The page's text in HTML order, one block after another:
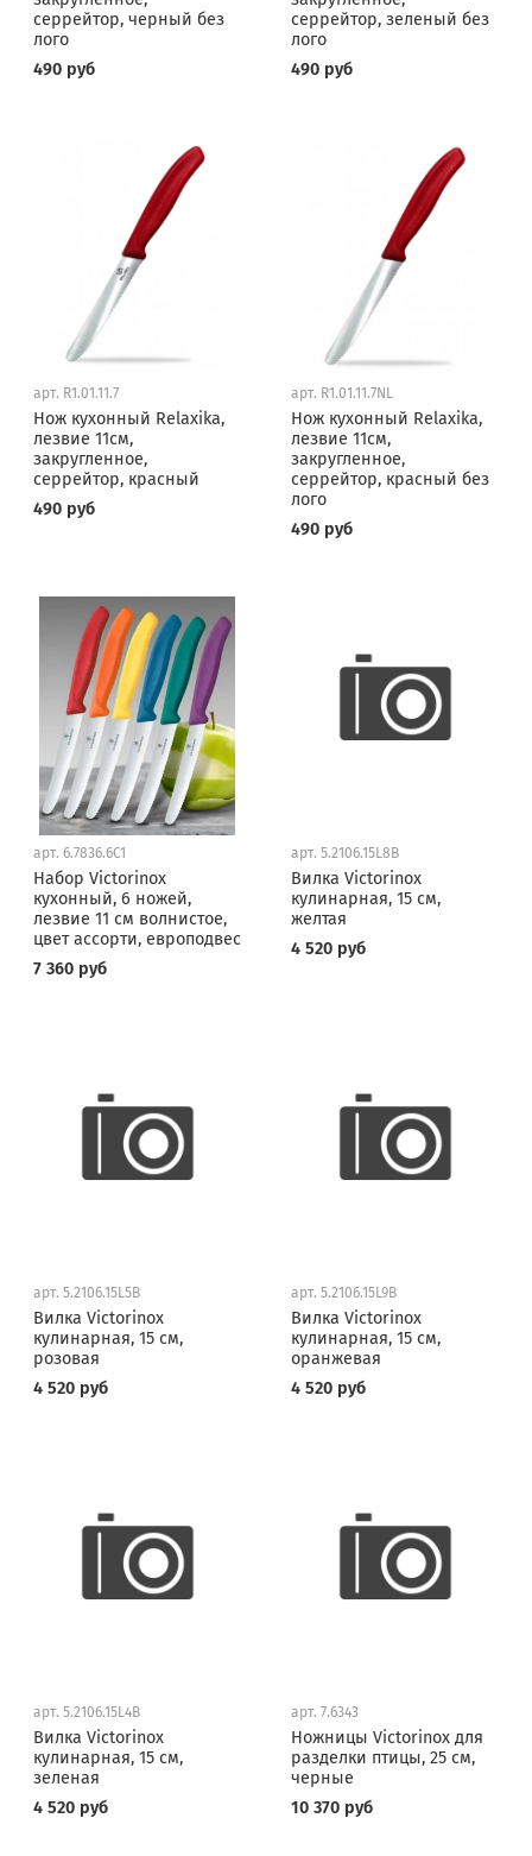
серрейтор, черный без
лого
490 руб
серрейтор, зеленый без
лого
490 руб
арт. R1.01.11.7
Нож кухонный Relaxika,
лезвие 11см,
закругленное,
серрейтор, красный
490 руб
арт. R1.01.11.7NL
Нож кухонный Relaxika,
лезвие 11см,
закругленное,
серрейтор, красный без
лого
490 руб
арт. 6.7836.6C1
Набор Victorinox
кухонный, 6 ножей,
лезвие 11 см волнистое,
цвет ассорти, европодвес
7 360 руб
арт. 5.2106.15L8B
Вилка Victorinox
кулинарная, 15 см,
желтая
4 520 руб
арт. 5.2106.15L5B
Вилка Victorinox
кулинарная, 15 см,
розовая
4 520 руб
арт. 5.2106.15L9B
Вилка Victorinox
кулинарная, 15 см,
оранжевая
4 520 руб
арт. 5.2106.15L4B
Вилка Victorinox
кулинарная, 15 см,
зеленая
4 520 руб
арт. 7.6343
Ножницы Victorinox для
разделки птицы, 25 см,
черные
10 370 руб